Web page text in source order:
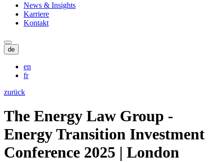
News & Insights
Karriere
Kontakt
de
en
fr
zurück
The Energy Law Group -
Energy Transition Investment
Conference 2025 | London